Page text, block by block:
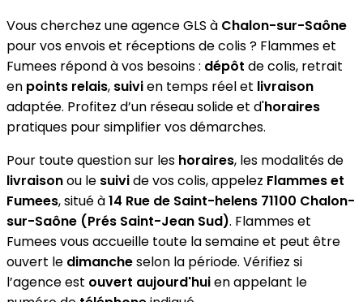
Vous cherchez une agence GLS à Chalon-sur-Saône
pour vos envois et réceptions de colis ? Flammes et
Fumees répond à vos besoins : dépôt de colis, retrait
en points relais, suivien temps réel et livraison
adaptée. Profitez d’un réseau solide et d'horaires
pratiques pour simplifier vos démarches.
Pour toute question sur les horaires, les modalités de
livraisonou le suivide vos colis, appelez Flammes et
Fumees, situé à14 Rue de Saint-helens 71100 Chalon-
sur-Saône (Prés Saint-Jean Sud). Flammes et
Fumees vous accueille toute la semaine et peut être
ouvert le dimancheselon la période. Vérifiez si
l’agence est ouvert aujourd'huien appelant le